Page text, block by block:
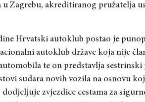
u Zagrebu, akreditiranog pružatelja
Hrvatski autoklub postao je
autoklub države koja nije
te on predstavlja
sudara novih vozila na osnovu
dodjeljuje zvjezdice cestama za